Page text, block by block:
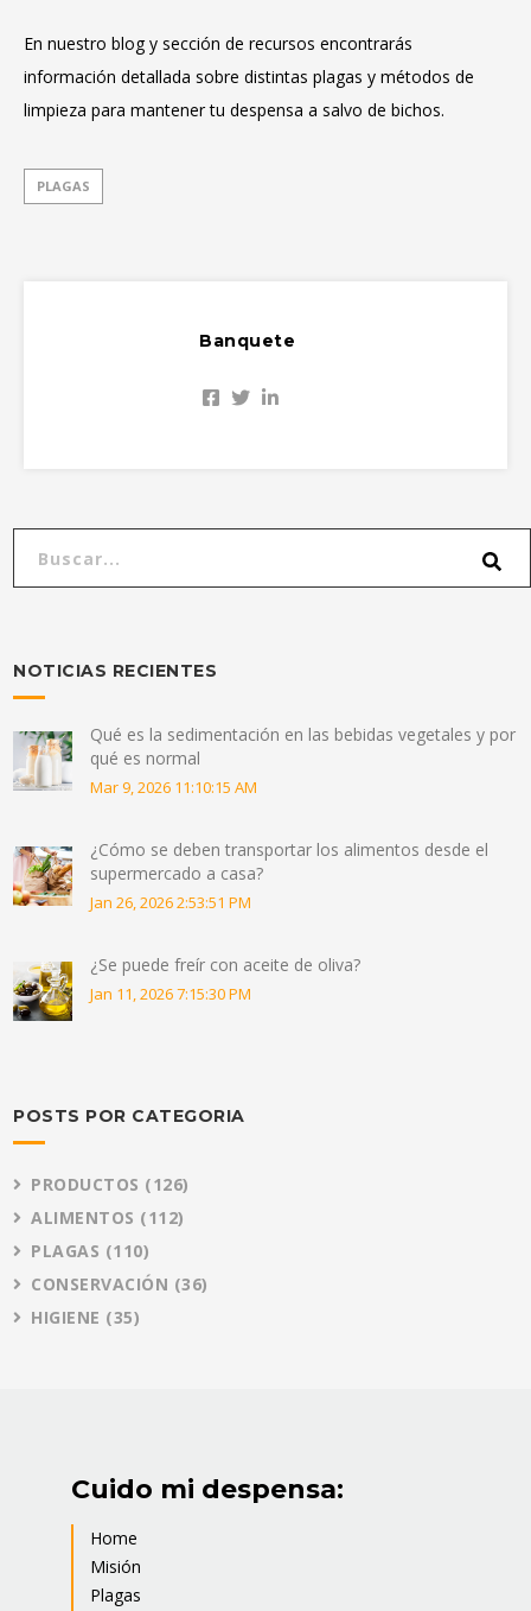
En nuestro blog y sección de recursos encontrarás
información detallada sobre distintas plagas y métodos de
limpieza para mantener tu despensa a salvo de bichos.
PLAGAS
Banquete
NOTICIAS RECIENTES
Qué es la sedimentación en las bebidas vegetales y por
qué es normal
Mar 9, 2026 11:10:15 AM
¿Cómo se deben transportar los alimentos desde el
supermercado a casa?
Jan 26, 2026 2:53:51 PM
¿Se puede freír con aceite de oliva?
Jan 11, 2026 7:15:30 PM
POSTS POR CATEGORIA
PRODUCTOS (126)
ALIMENTOS (112)
PLAGAS (110)
CONSERVACIÓN (36)
HIGIENE (35)
Cuido mi despensa:
Home
Misión
Plagas